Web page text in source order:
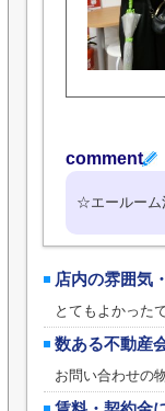
comment
☆エールーム
店内の雰囲気
とてもよかった
数ある不動産
お問い合わせの